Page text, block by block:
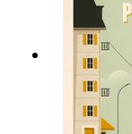
https://
www.storyteam.fr